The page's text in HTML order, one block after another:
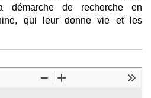
démarche de recherche en
qui leur donne vie et les